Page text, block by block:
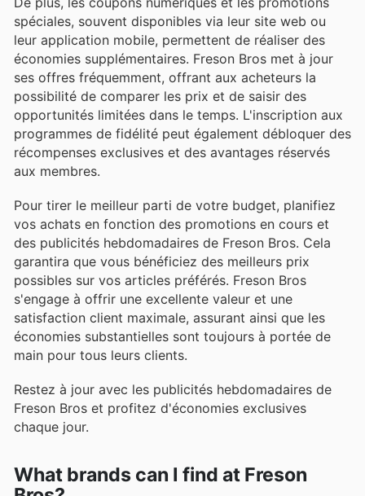
spéciales, souvent disponibles via leur site web ou
leur application mobile, permettent de réaliser des
économies supplémentaires. Freson Bros met à jour
ses offres fréquemment, offrant aux acheteurs la
possibilité de comparer les prix et de saisir des
opportunités limitées dans le temps. L'inscription aux
programmes de fidélité peut également débloquer des
récompenses exclusives et des avantages réservés
aux membres.
Pour tirer le meilleur parti de votre budget, planifiez
vos achats en fonction des promotions en cours et
des publicités hebdomadaires de Freson Bros. Cela
garantira que vous bénéficiez des meilleurs prix
possibles sur vos articles préférés. Freson Bros
s'engage à offrir une excellente valeur et une
satisfaction client maximale, assurant ainsi que les
économies substantielles sont toujours à portée de
main pour tous leurs clients.
Restez à jour avec les publicités hebdomadaires de
Freson Bros et profitez d'économies exclusives
chaque jour.
What brands can I find at Freson